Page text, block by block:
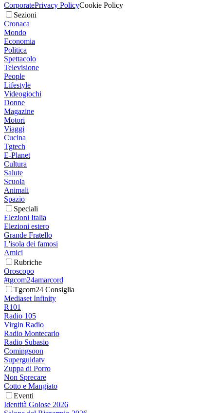
CorporatePrivacy PolicyCookie Policy
Sezioni
Cronaca
Mondo
Economia
Politica
Spettacolo
Televisione
People
Lifestyle
Videogiochi
Donne
Magazine
Motori
Viaggi
Cucina
Tgtech
E-Planet
Cultura
Salute
Scuola
Animali
Spazio
Speciali
Elezioni Italia
Elezioni estero
Grande Fratello
L'isola dei famosi
Amici
Rubriche
Oroscopo
#tgcom24amarcord
Tgcom24 Consiglia
Mediaset Infinity
R101
Radio 105
Virgin Radio
Radio Montecarlo
Radio Subasio
Comingsoon
Superguidatv
Zuppa di Porro
Non Sprecare
Cotto e Mangiato
Eventi
Identità Golose 2026